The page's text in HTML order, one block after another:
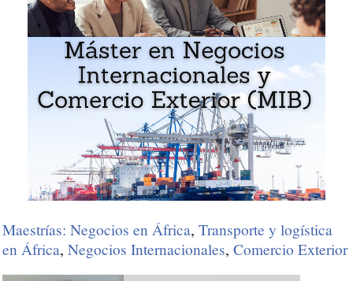
Maestrías: Negocios en África, Transporte y logística
en África, Negocios Internacionales, Comercio Exterior